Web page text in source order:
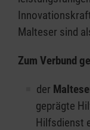
Malteser sind
Zum Verbund
der
geprägte
Hilfsdienst